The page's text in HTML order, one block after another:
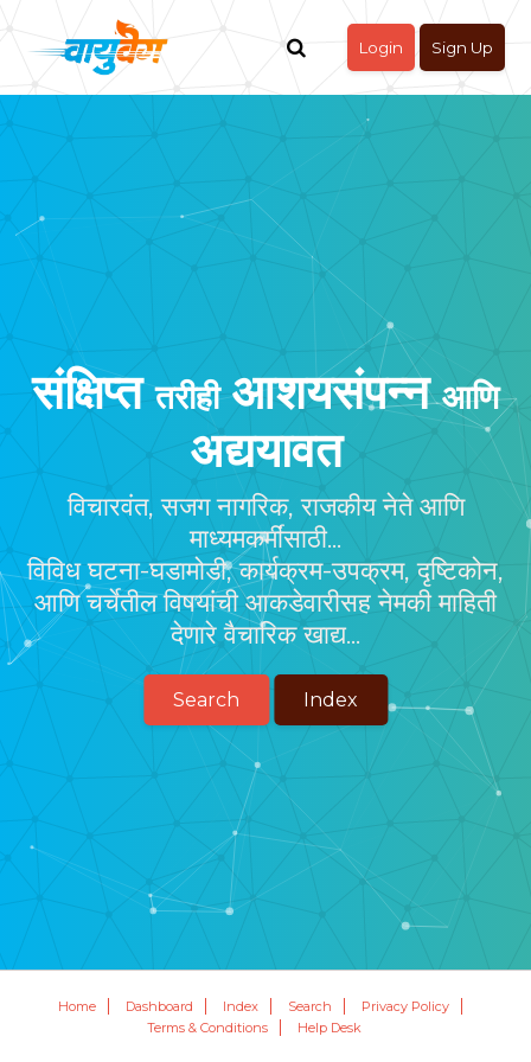
Login Sign Up
संक्षिप्ततरीहीआशयसंपन्नआणि
अद्ययावत
विचारवंत, सजग नागरिक, राजकीय नेते आणि
माध्यमकर्मींसाठी...
विविध घटना-घडामोडी, कार्यक्रम-उपक्रम, दृष्टिकोन,
आणि चर्चेतील विषयांची आकडेवारीसह नेमकी माहिती
देणारे वैचारिक खाद्य...
Search Index
Home Dashboard Index Search
Privacy Policy
Terms & Conditions
Help Desk